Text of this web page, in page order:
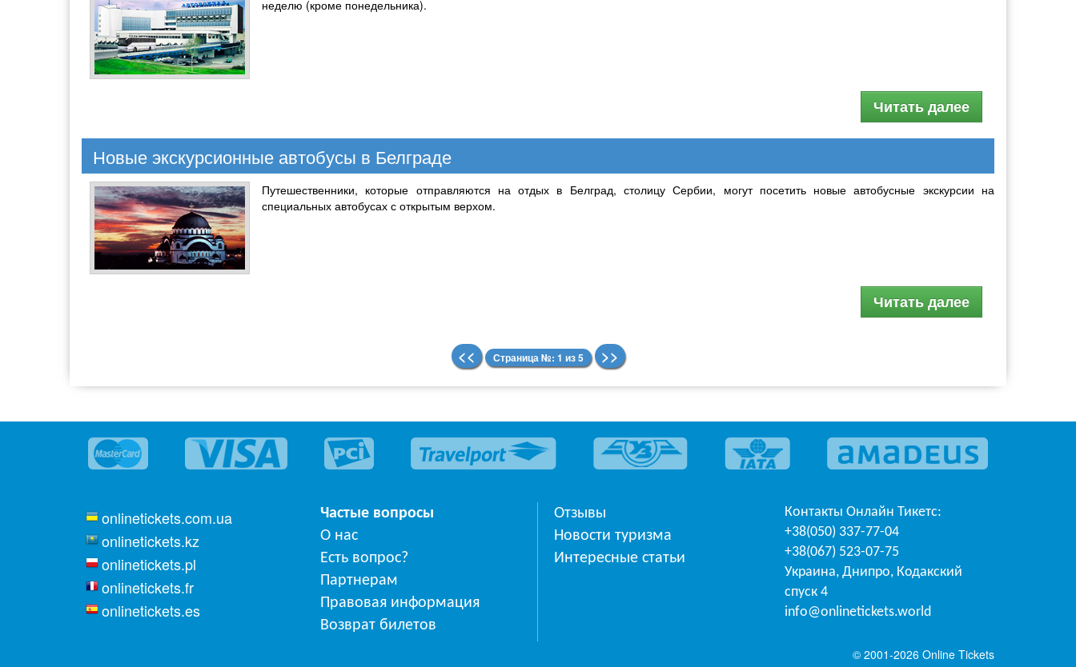
неделю (кроме понедельника).
Читать далее
Новые экскурсионные автобусы в Белграде
Путешественники, которые отправляются на отдых в Белград, столицу Сербии, могут посетить новые автобусные экскурсии на
специальных автобусах с открытым верхом.
Читать далее
<< Страница №: 1 из 5 >>
onlinetickets.com.ua
onlinetickets.kz
onlinetickets.pl
onlinetickets.fr
onlinetickets.es
Частые вопросы
О нас
Есть вопрос?
Партнерам
Правовая информация
Возврат билетов
Отзывы
Новости туризма
Интересные статьи
Контакты Онлайн Тикетс:
+38(050) 337-77-04
+38(067) 523-07-75
Украина, Днипро, Кодакский
спуск 4
info@onlinetickets.world
© 2001-2026 Online Tickets